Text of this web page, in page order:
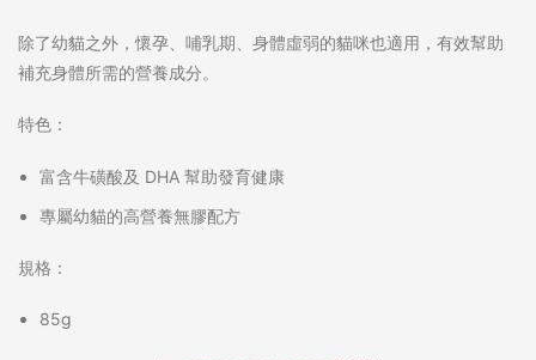
除了幼貓之外，懷孕、哺乳期、身體虛弱的貓咪也適用，有效幫助
補充身體所需的營養成分。
特色：
富含牛磺酸及 DHA 幫助發育健康
專屬幼貓的高營養無膠配方
規格：
85g